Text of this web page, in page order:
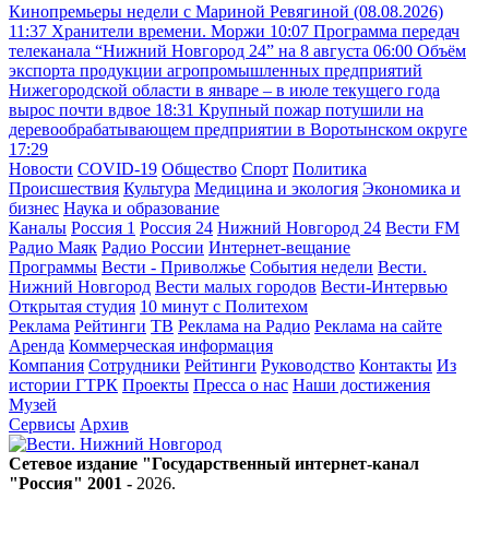
Кинопремьеры недели с Мариной Ревягиной (08.08.2026)
11:37 Хранители времени. Моржи 10:07 Программа передач
телеканала “Нижний Новгород 24” на 8 августа 06:00 Объём
экспорта продукции агропромышленных предприятий
Нижегородской области в январе – в июле текущего года
вырос почти вдвое 18:31 Крупный пожар потушили на
деревообрабатывающем предприятии в Воротынском округе
17:29
Новости COVID-19 Общество Спорт Политика
Происшествия Культура Медицина и экология Экономика и
бизнес Наука и образование
Каналы Россия 1 Россия 24 Нижний Новгород 24 Вести FM
Радио Маяк Радио России Интернет-вещание
Программы Вести - Приволжье События недели Вести.
Нижний Новгород Вести малых городов Вести-Интервью
Открытая студия 10 минут с Политехом
Реклама Рейтинги ТВ Реклама на Радио Реклама на сайте
Аренда Коммерческая информация
Компания Сотрудники Рейтинги Руководство Контакты Из
истории ГТРК Проекты Пресса о нас Наши достижения
Музей
Сервисы Архив
Сетевое издание "Государственный интернет-канал
"Россия" 2001 - 2026.